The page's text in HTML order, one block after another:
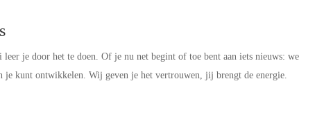
je door het te doen. Of je nu net begint of toe bent aan iets nieuws: we
kunt ontwikkelen. Wij geven je het vertrouwen, jij brengt de energie.